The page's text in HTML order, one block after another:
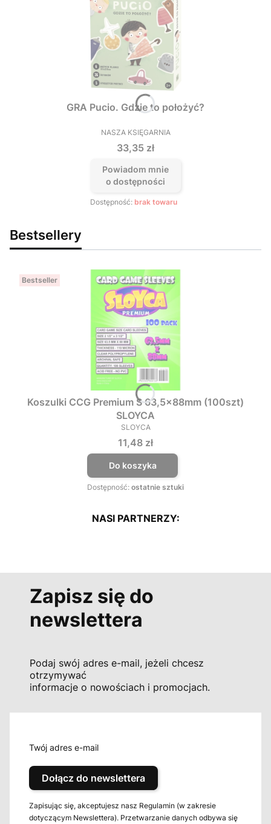
GRA Pucio. Gdzie to położyć?
PRODUCENT
NASZA KSIĘGARNIA
Cena
33,35 zł
Powiadom mnie
o dostępności
Dostępność: brak towaru
Bestsellery
Bestseller
Koszulki CCG Premium S 63,5x88mm (100szt)
SLOYCA
PRODUCENT
SLOYCA
Cena
11,48 zł
Do koszyka
Dostępność: ostatnie sztuki
NASI PARTNERZY:
Zapisz się do
newslettera
Podaj swój adres e-mail, jeżeli chcesz
otrzymywać
informacje o nowościach i promocjach.
Twój adres e-mail
Dołącz do newslettera
Zapisując się, akceptujesz nasz Regulamin (w zakresie
dotyczącym Newslettera). Przetwarzanie danych odbywa się